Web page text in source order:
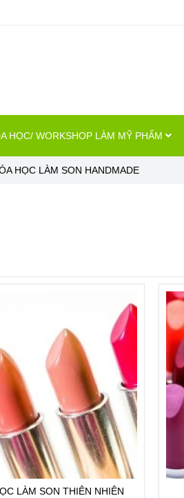
HỌC/ WORKSHOP LÀM MỸ PHẨM
HỌC LÀM SON HANDMADE
LÀM SON THIÊN NHIÊN